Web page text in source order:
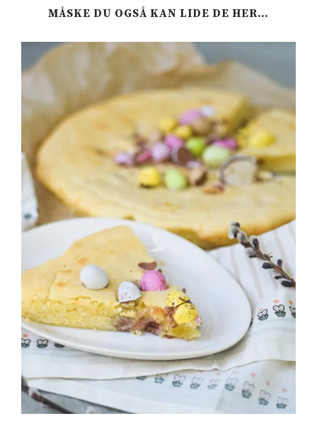
MÅSKE DU OGSÅ KAN LIDE DE HER…